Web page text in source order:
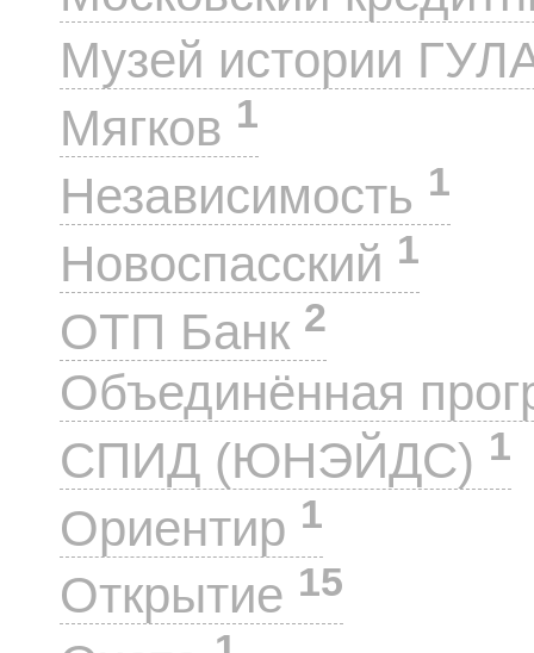
Музей истории
Мягков 1
Независимость 1
Новоспасский 1
ОТП Банк 2
Объединённая
СПИД (ЮНЭЙДС) 1
Ориентир 1
Открытие 15